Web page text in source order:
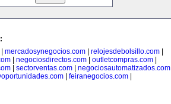
mercadosynegocios.com relojesdebolsillo.com
negociosdirectos.com outletcompras.com
| sectorventas.com| negociosautomatizados.com|
feiranegocios.com